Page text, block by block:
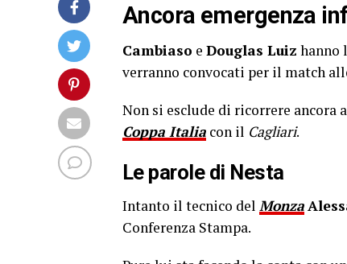
Ancora emergenza
Cambiaso e Douglas Luiz hanno
verranno convocati per il match
Non si esclude di ricorrere ancora a
Coppa Italia con il Cagliari.
Le parole di Nesta
Intanto il tecnico del Monza
Conferenza Stampa.